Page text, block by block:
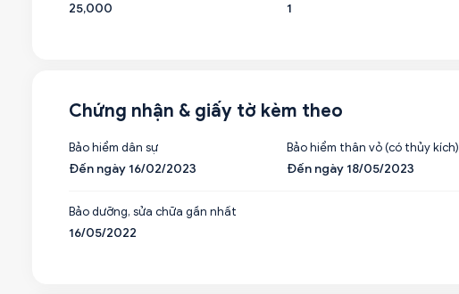
25,000
1
Chứng nhận & giấy tờ kèm theo
Bảo hiểm dân sự
Đến ngày 16/02/2023
Bảo hiểm thân vỏ (có thủy kích)
Đến ngày 18/05/2023
Bảo dưỡng, sửa chữa gần nhất
16/05/2022